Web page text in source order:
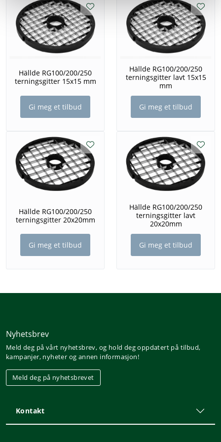
Hällde RG100/200/250
terningsgitter 15x15 mm
Gi meg et tilbud
Hällde RG100/200/250
terningsgitter lavt 15x15
mm
Gi meg et tilbud
Hällde RG100/200/250
terningsgitter 20x20mm
Gi meg et tilbud
Hällde RG100/200/250
terningsgitter lavt
20x20mm
Gi meg et tilbud
Nyhetsbrev
Meld deg på vårt nyhetsbrev, og hold deg oppdatert på tilbud,
kampanjer, nyheter og annen informasjon!
Meld deg på nyhetsbrevet
Kontakt